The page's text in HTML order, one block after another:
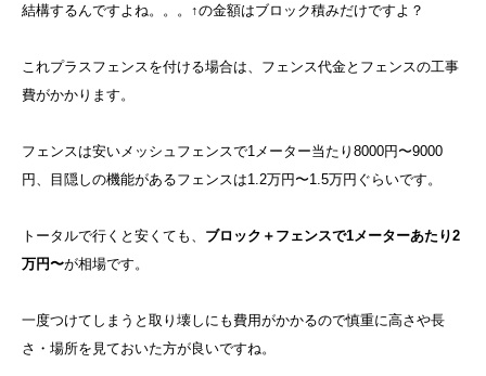
結構するんですよね。。。↑の金額はブロック積みだけですよ？
これプラスフェンスを付ける場合は、フェンス代金とフェンスの工事
費がかかります。
フェンスは安いメッシュフェンスで1メーター当たり8000円〜9000
円、目隠しの機能があるフェンスは1.2万円〜1.5万円ぐらいです。
トータルで行くと安くても、 ブロック＋フェンスで1メーターあたり2
万円〜が相場です。
一度つけてしまうと取り壊しにも費用がかかるので慎重に高さや長
さ・場所を見ておいた方が良いですね。